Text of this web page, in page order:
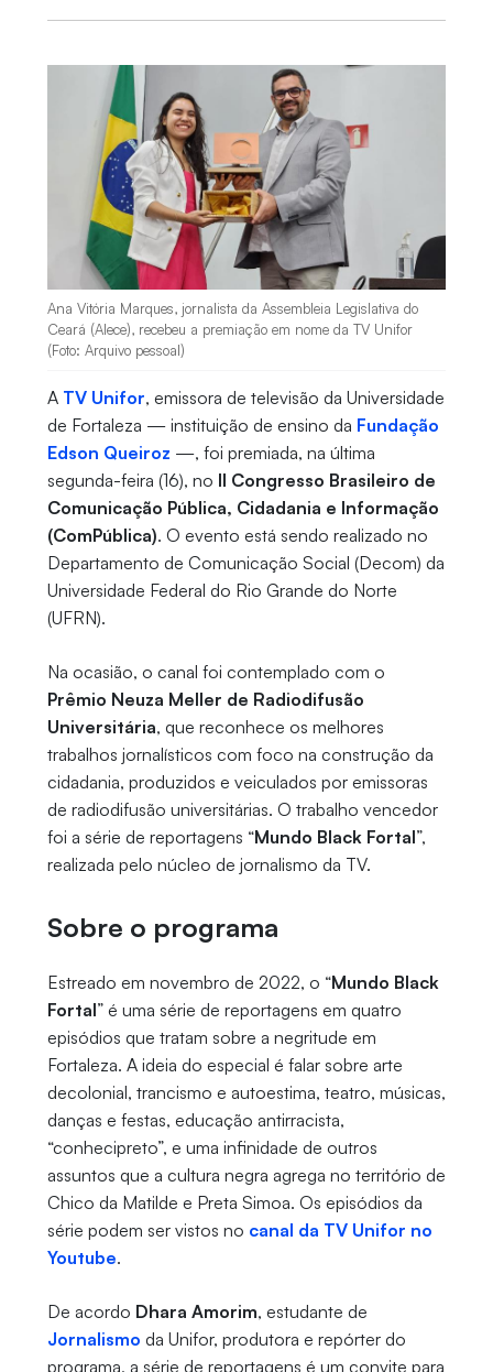
Ana Vitória Marques, jornalista da Assembleia Legislativa do
Ceará (Alece), recebeu a premiação em nome da TV Unifor
(Foto: Arquivo pessoal)
A TV Unifor, emissora de televisão da Universidade
de Fortaleza — instituição de ensino da Fundação
Edson Queiroz —, foi premiada, na última
segunda-feira (16), no II Congresso Brasileiro de
Comunicação Pública, Cidadania e Informação
(ComPública). O evento está sendo realizado no
Departamento de Comunicação Social (Decom) da
Universidade Federal do Rio Grande do Norte
(UFRN).
Na ocasião, o canal foi contemplado com o
Prêmio Neuza Meller de Radiodifusão
Universitária, que reconhece os melhores
trabalhos jornalísticos com foco na construção da
cidadania, produzidos e veiculados por emissoras
de radiodifusão universitárias. O trabalho vencedor
foi a série de reportagens “Mundo Black Fortal”,
realizada pelo núcleo de jornalismo da TV.
Sobre o programa
Estreado em novembro de 2022, o “Mundo Black
Fortal” é uma série de reportagens em quatro
episódios que tratam sobre a negritude em
Fortaleza. A ideia do especial é falar sobre arte
decolonial, trancismo e autoestima, teatro, músicas,
danças e festas, educação antirracista,
“conhecipreto”, e uma infinidade de outros
assuntos que a cultura negra agrega no território de
Chico da Matilde e Preta Simoa. Os episódios da
série podem ser vistos no canal da TV Unifor no
Youtube.
De acordo Dhara Amorim, estudante de
Jornalismo da Unifor, produtora e repórter do
programa, a série de reportagens é um convite para